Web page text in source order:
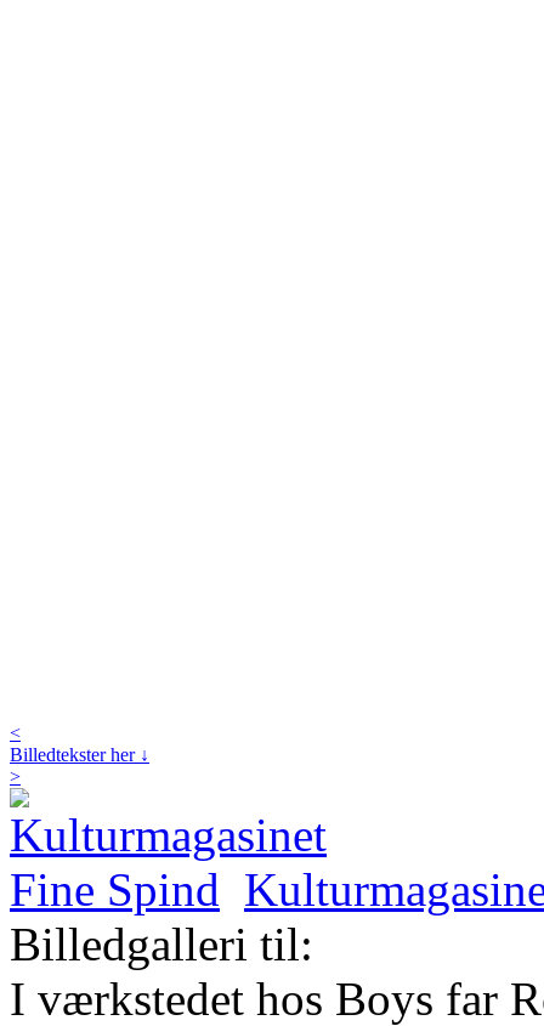
<
Billedtekster her ↓
>
Billedgalleri til:
I værkstedet hos Boys far